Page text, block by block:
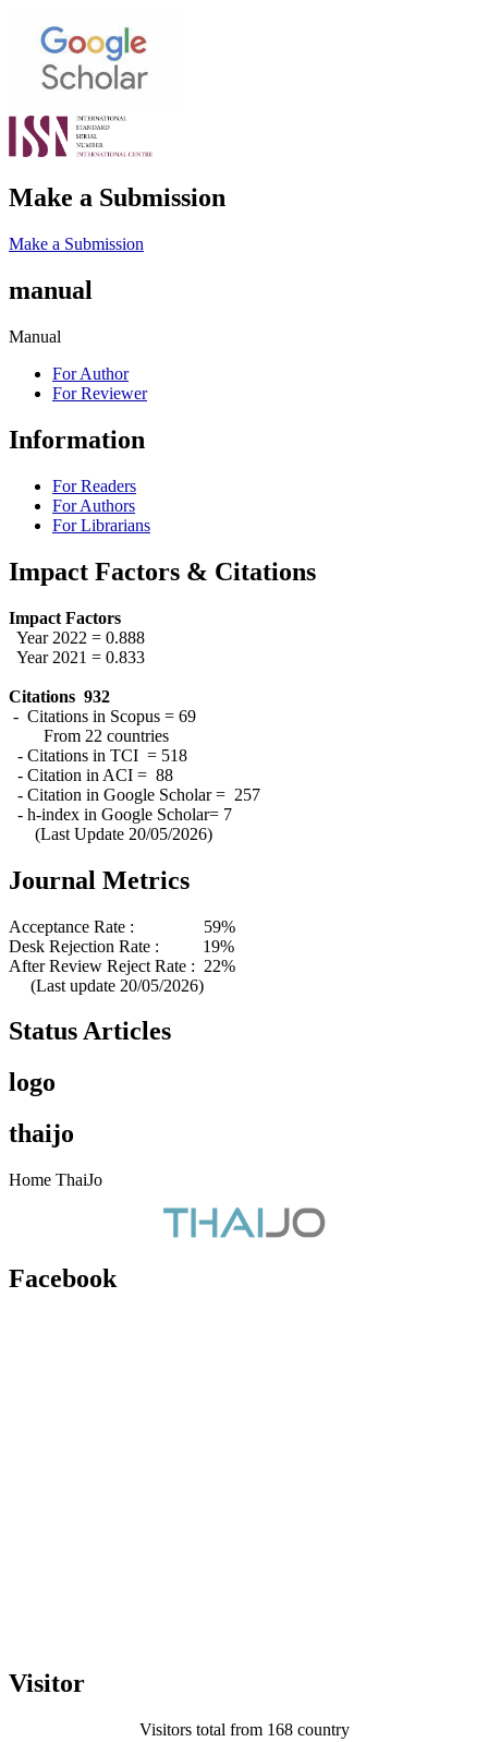
Make a Submission
Make a Submission
manual
Manual
For Author
For Reviewer
Information
For Readers
For Authors
For Librarians
Impact Factors & Citations
Impact Factors
Year 2022 = 0.888
Year 2021 = 0.833
Citations 932
- Citations in Scopus = 69
From 22 countries
- Citations in TCI = 518
- Citation in ACI = 88
- Citation in Google Scholar = 257
- h-index in Google Scholar= 7
(Last Update 20/05/2026)
Journal Metrics
Acceptance Rate : 59%
Desk Rejection Rate : 19%
After Review Reject Rate : 22%
(Last update 20/05/2026)
Status Articles
logo
thaijo
Home ThaiJo
Facebook
Visitor
Visitors total from 168 country